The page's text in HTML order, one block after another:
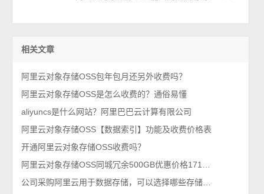
相关文章
阿里云对象存储OSS包年包月还另外收费吗？
阿里云对象存储OSS是怎么收费的？通俗易懂
aliyuncs是什么网站？阿里巴巴云计算有限公司
阿里云对象存储OSS【数据索引】功能及收费价格表
开通阿里云对象存储OSS收费吗？